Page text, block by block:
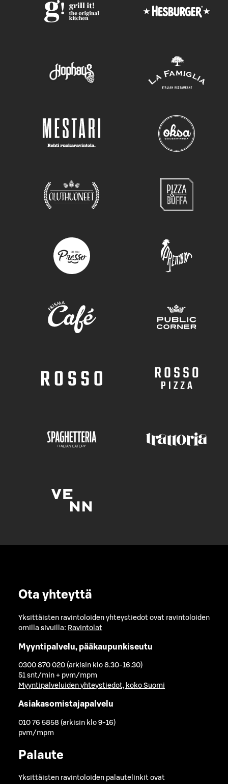
Ota yhteyttä
Yksittäisten ravintoloiden yhteystiedot ovat ravintoloiden
omilla sivuilla: Ravintolat
Myyntipalvelu, pääkaupunkiseutu
0300 870 020 (arkisin klo 8.30-16.30)
51 snt/min + pvm/mpm
Myyntipalveluiden yhteystiedot, koko Suomi
Asiakasomistajapalvelu
010 76 5858 (arkisin klo 9-16)
pvm/mpm
Palaute
Yksittäisten ravintoloiden palautelinkit ovat